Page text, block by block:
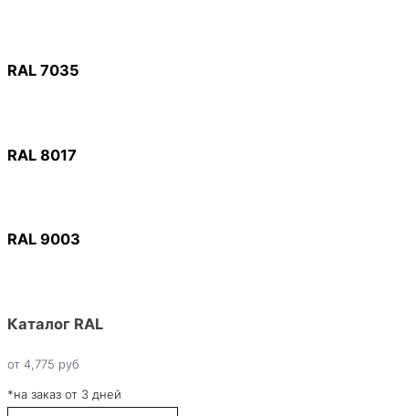
RAL 7035
RAL 8017
RAL 9003
Каталог RAL
от 4,775 руб
*на заказ от 3 дней